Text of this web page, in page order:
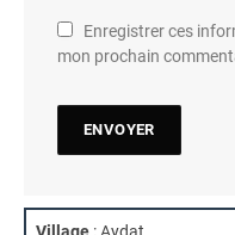
Enregistrer ces
mon prochain